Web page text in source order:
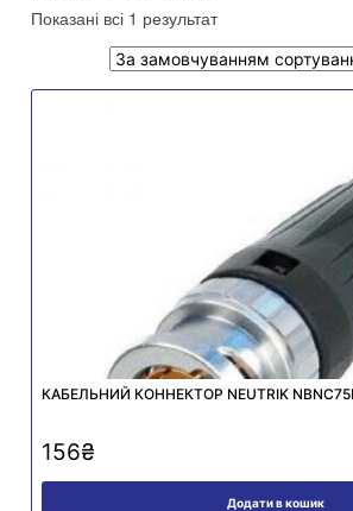
Показані всі 1 результат
КАБЕЛЬНИЙ КОННЕКТОР NEUTRIK
156₴
Додати в кошик